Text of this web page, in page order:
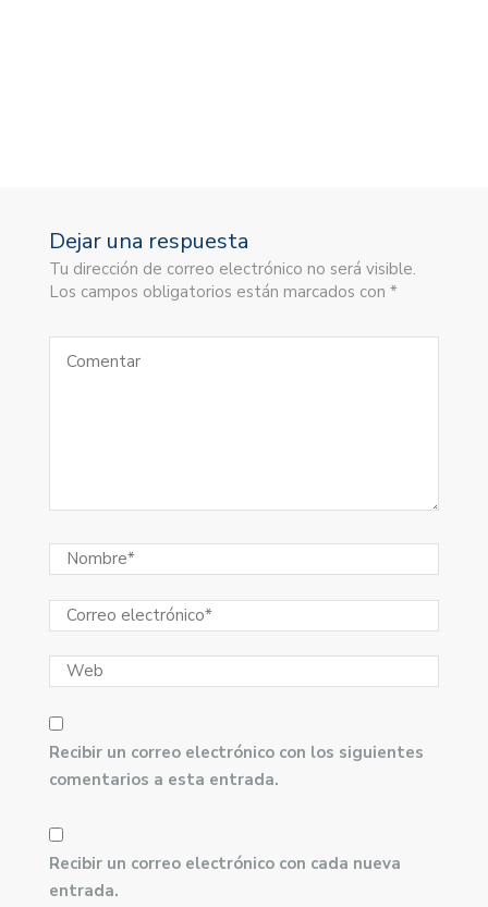
Dejar una respuesta
Tu dirección de correo electrónico no será visible.
Los campos obligatorios están marcados con *
Recibir un correo electrónico con los siguientes
comentarios a esta entrada.
Recibir un correo electrónico con cada nueva
entrada.